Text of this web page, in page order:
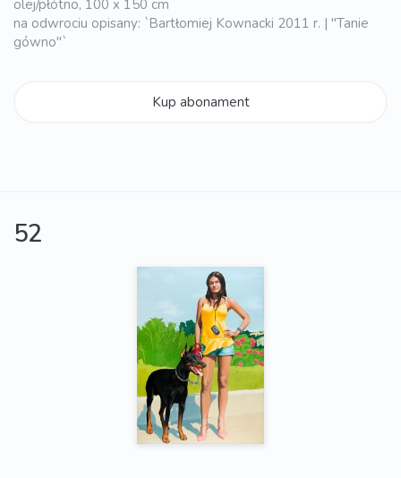
olej/płótno, 100 x 150 cm
na odwrociu opisany: `Bartłomiej Kownacki 2011 r. | "Tanie
gówno"`
Kup abonament
52